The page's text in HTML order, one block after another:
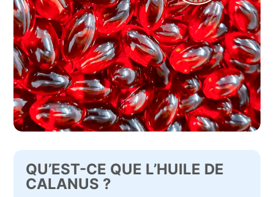
QU’EST-CE QUE L’HUILE DE
CALANUS ?